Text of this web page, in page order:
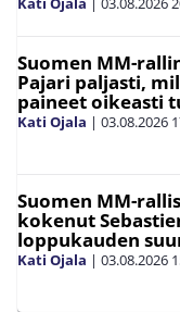
Suomen MM-
Pajari paljasti,
paineet oikeasti
Kati Ojala | 03.08.2026
Suomen MM-
kokenut
loppukauden
Kati Ojala | 03.08.2026